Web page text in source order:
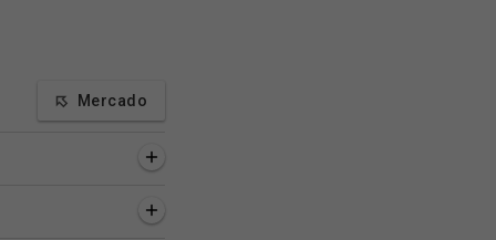
Mercado